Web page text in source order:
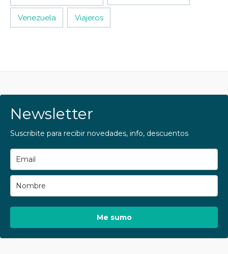
Venezuela Viajeros
Newsletter
Suscribite para recibir novedades, info, descuentos
Me sumo